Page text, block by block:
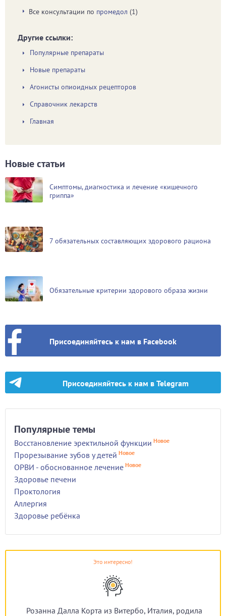
Все консультации по промедол (1)
Другие ссылки:
Популярные препараты
Новые препараты
Агонисты опиоидных рецепторов
Справочник лекарств
Главная
Новые статьи
Симптомы, диагностика и лечение «кишечного
гриппа»
7 обязательных составляющих здорового рациона
Обязательные критерии здорового образа жизни
Присоединяйтесь к нам в Facebook
Присоединяйтесь к нам в Telegram
Популярные темы
Восстановление эректильной функции Новое
Прорезывание зубов у детей Новое
ОРВИ - обоснованное лечение Новое
Здоровье печени
Проктология
Аллергия
Здоровье ребёнка
Это интересно!
Розанна Далла Корта из Витербо, Италия, родила